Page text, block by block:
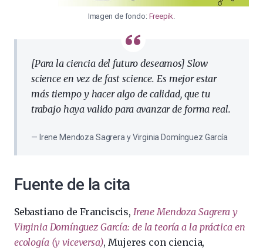
Imagen de fondo: Freepik.
[Para la ciencia del futuro deseamos] Slow
science en vez de fast science. Es mejor estar
más tiempo y hacer algo de calidad, que tu
trabajo haya valido para avanzar de forma real.
Irene Mendoza Sagrera y Virginia Domínguez García
Fuente de la cita
Sebastiano de Franciscis, Irene Mendoza Sagrera y
Virginia Domínguez García: de la teoría a la práctica en
ecología (y viceversa), Mujeres con ciencia,